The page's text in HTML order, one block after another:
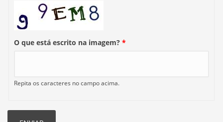
O que está escrito na imagem? *
Repita os caracteres no campo acima.